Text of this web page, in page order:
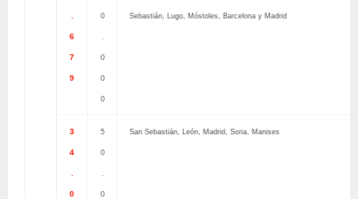
6
7
9
0
.
0
0
0
Sebastián, Lugo, Móstoles, Barcelona y Madrid
3
4
0
5
0
.
0
San Sebastián, León, Madrid, Soria, Manises